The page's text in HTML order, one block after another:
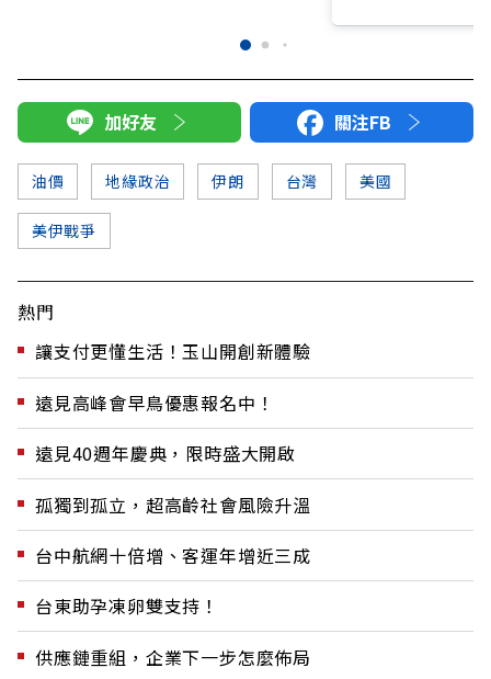
加好友 關注FB
油價 地緣政治 伊朗 台灣 美國
美伊戰爭
熱門
讓支付更懂生活！玉山開創新體驗
遠見高峰會早鳥優惠報名中！
遠見40週年慶典，限時盛大開啟
孤獨到孤立，超高齡社會風險升溫
台中航網十倍增、客運年增近三成
台東助孕凍卵雙支持！
供應鏈重組，企業下一步怎麼佈局